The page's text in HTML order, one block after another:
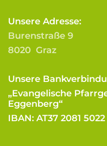
Unsere Adresse:
Burenstraße 9
8020 Graz
Unsere
„Evangelische
Eggenberg“
IBAN: AT37 2081